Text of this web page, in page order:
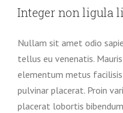
Integer non ligula
Nullam sit amet odio
tellus eu venenatis.
elementum metus facilisis
pulvinar placerat. Proin
placerat lobortis